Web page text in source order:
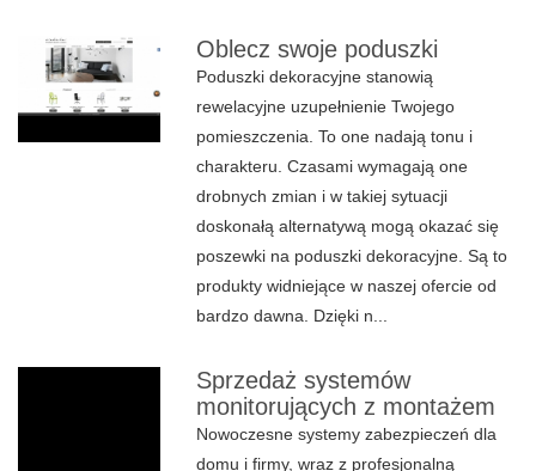
Oblecz swoje poduszki
Poduszki dekoracyjne stanowią
rewelacyjne uzupełnienie Twojego
pomieszczenia. To one nadają tonu i
charakteru. Czasami wymagają one
drobnych zmian i w takiej sytuacji
doskonałą alternatywą mogą okazać się
poszewki na poduszki dekoracyjne. Są to
produkty widniejące w naszej ofercie od
bardzo dawna. Dzięki n...
Sprzedaż systemów
monitorujących z montażem
Nowoczesne systemy zabezpieczeń dla
domu i firmy, wraz z profesjonalną